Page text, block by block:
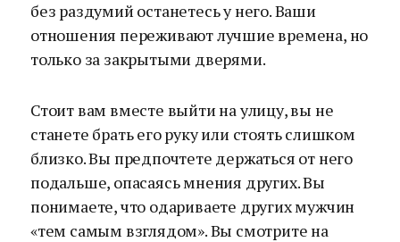
без раздумий останетесь у него. Ваши
отношения переживают лучшие времена, но
только за закрытыми дверями.
Стоит вам вместе выйти на улицу, вы не
станете брать его руку или стоять слишком
близко. Вы предпочтете держаться от него
подальше, опасаясь мнения других. Вы
понимаете, что одариваете других мужчин
«тем самым взглядом». Вы смотрите на